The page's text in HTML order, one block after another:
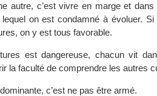
autre, c’est vivre en marge et dans
on est condamné à évoluer.
on y est tous favorable.
est dangereuse, chacun vit
la faculté de comprendre les autres
c’est ne pas être armé.